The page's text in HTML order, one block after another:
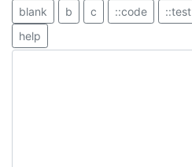
blank b c ::code ::test
help